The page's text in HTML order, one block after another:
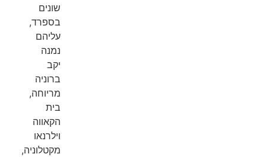
שונים
בספרד,
עליהם
נמנה
יקב
ברוניה
מריוחה,
בית
הקאווה
וילרנאו
מקטלוניה,